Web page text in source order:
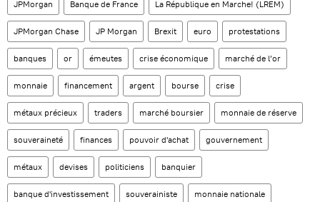
JPMorgan Banque de France La République en Marche! (LREM)
JPMorgan Chase JP Morgan Brexit euro protestations
banques or émeutes crise économique marché de l’or
monnaie financement argent bourse crise
métaux précieux traders marché boursier monnaie de réserve
souveraineté finances pouvoir d'achat gouvernement
métaux devises politiciens banquier
banque d'investissement souverainiste monnaie nationale